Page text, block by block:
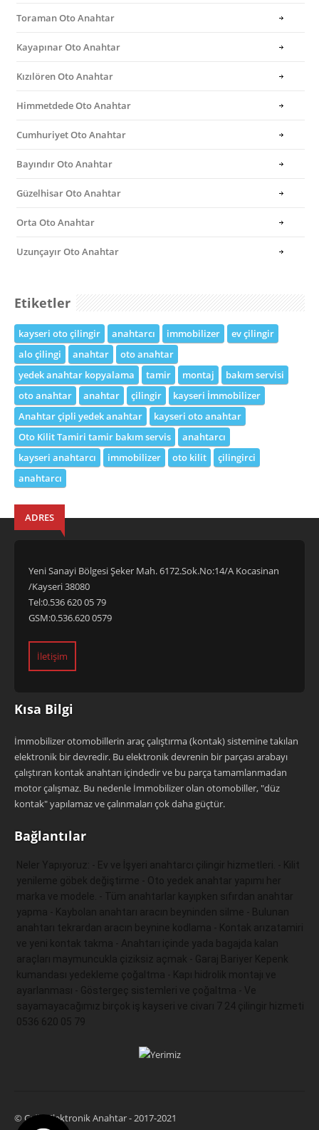
Toraman Oto Anahtar
Kayapınar Oto Anahtar
Kızılören Oto Anahtar
Himmetdede Oto Anahtar
Cumhuriyet Oto Anahtar
Bayındır Oto Anahtar
Güzelhisar Oto Anahtar
Orta Oto Anahtar
Uzunçayır Oto Anahtar
Etiketler
kayseri oto çilingir anahtarcı immobilizer
ev çilingir
alo çilingi
anahtar
oto anahtar
yedek anahtar kopyalama
tamir montaj
bakım servisi
oto anahtar
anahtar çilingir
kayseri İmmobilizer
Anahtar çipli yedek anahtar
kayseri oto anahtar
Oto Kilit Tamiri tamir bakım servis
anahtarcı
kayseri anahtarcı
immobilizer oto kilit
çilingirci
anahtarcı
ADRES
Yeni Sanayi Bölgesi Şeker Mah. 6172.Sok.No:14/A Kocasinan
/Kayseri 38080
Tel:0.536 620 05 79
GSM:0.536.620 0579
İletişim
Kısa Bilgi
İmmobilizer otomobillerin araç çalıştırma (kontak) sistemine takılan
elektronik bir devredir. Bu elektronik devrenin bir parçası arabayı
çalıştıran kontak anahtarı içindedir ve bu parça tamamlanmadan
motor çalışmaz. Bu nedenle İmmobilizer olan otomobiller, "düz
kontak" yapılamaz ve çalınmaları çok daha güçtür.
Bağlantılar
Neler Yapıyoruz: - Ev ve İşyeri anahtarcı çilingir hizmetleri. - Kilit
yenileme göbek değiştirme - Oto yedek anahtar yapımı her
marka ve modele. - Tüm anahtarlar kayıpken sıfırdan anahtar
yapma - Kaybolan anahtarı aracın beyninden silme - Bulunan
anahtarı tekrardan aracın beynine kodlama - Kontak arızatamiri
ve yeni kontak takma - Anahtarı içinde yada bagajda kalan
araçları maymuncukla çiziksiz açmak - Garaj Bariyer Kepenk
kumandası yedekleme çoğaltma - Kapı hidrolik montajı ve
ayarlanması - Göstergeç sistemleri ve çoğaltma - Ve
sayamayacağımız birçok iş kayseri ve civarı 7 24 çilingir hizmeti
0536 620 05 79
© Çağrı Elektronik Anahtar - 2017-2021